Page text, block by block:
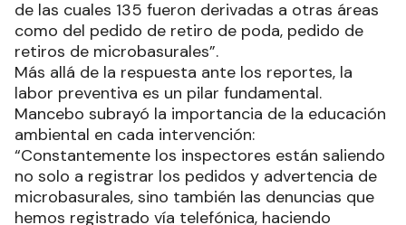
de las cuales 135 fueron derivadas a otras áreas
como del pedido de retiro de poda, pedido de
retiros de microbasurales”.
Más allá de la respuesta ante los reportes, la
labor preventiva es un pilar fundamental.
Mancebo subrayó la importancia de la educación
ambiental en cada intervención:
“Constantemente los inspectores están saliendo
no solo a registrar los pedidos y advertencia de
microbasurales, sino también las denuncias que
hemos registrado vía telefónica, haciendo